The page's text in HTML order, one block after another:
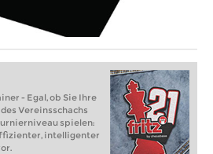
- Egal, ob Sie Ihre
Vereinsschachs
spielen:
intelligenter